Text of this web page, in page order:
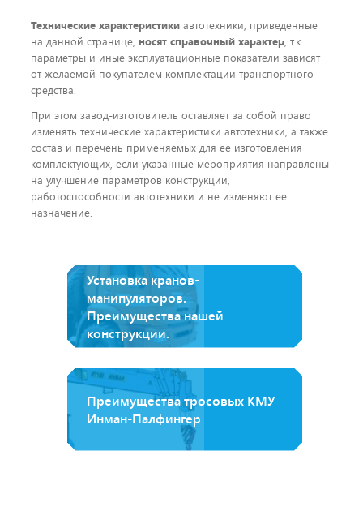
Технические характеристики автотехники, приведенные
на данной странице, носят справочный характер , т.к.
параметры и иные эксплуатационные показатели зависят
от желаемой покупателем комплектации транспортного
средства.
При этом завод-изготовитель оставляет за собой право
изменять технические характеристики автотехники, а также
состав и перечень применяемых для ее изготовления
комплектующих, если указанные мероприятия направлены
на улучшение параметров конструкции,
работоспособности автотехники и не изменяют ее
назначение.
Установка кранов-
манипуляторов.
Преимущества нашей
конструкции.
Преимущества тросовых КМУ
Инман-Палфингер